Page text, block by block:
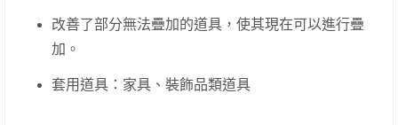
改善了部分無法疊加的道具，使其現在可以進行疊
加。
套用道具：家具、裝飾品類道具